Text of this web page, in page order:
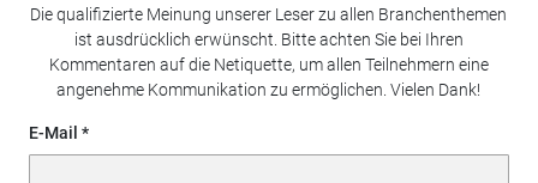
Die qualifizierte Meinung unserer Leser zu allen Branchenthemen
ist ausdrücklich erwünscht. Bitte achten Sie bei Ihren
Kommentaren auf die Netiquette, um allen Teilnehmern eine
angenehme Kommunikation zu ermöglichen. Vielen Dank!
E-Mail